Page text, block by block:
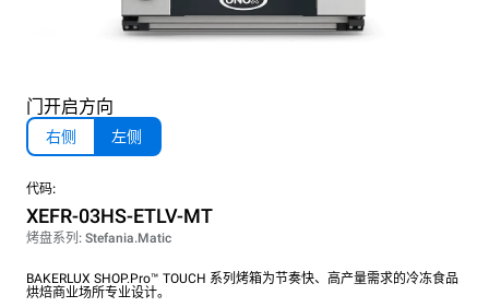
门开启方向
右侧 左侧
代码:
XEFR-03HS-ETLV-MT
烤盘系列: Stefania.Matic
BAKERLUX SHOP.Pro™ TOUCH 系列烤箱为节奏快、高产量需求的冷冻食品
烘焙商业场所专业设计。